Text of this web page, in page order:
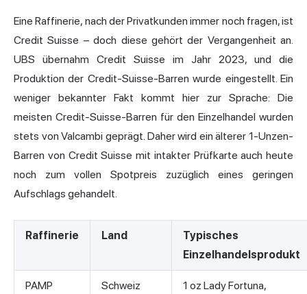
Eine Raffinerie, nach der Privatkunden immer noch fragen, ist
Credit Suisse – doch diese gehört der Vergangenheit an.
UBS übernahm Credit Suisse im Jahr 2023, und die
Produktion der Credit-Suisse-Barren wurde eingestellt. Ein
weniger bekannter Fakt kommt hier zur Sprache: Die
meisten Credit-Suisse-Barren für den Einzelhandel wurden
stets von Valcambi geprägt. Daher wird ein älterer 1-Unzen-
Barren von Credit Suisse mit intakter Prüfkarte auch heute
noch zum vollen Spotpreis zuzüglich eines geringen
Aufschlags gehandelt.
Raffinerie Land
Typisches
Einzelhandelsprodukt
PAMP
Schweiz
1 oz Lady Fortuna,